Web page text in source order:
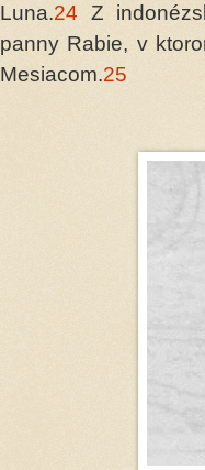
Luna.24 Z
panny Rabie, v
Mesiacom.25